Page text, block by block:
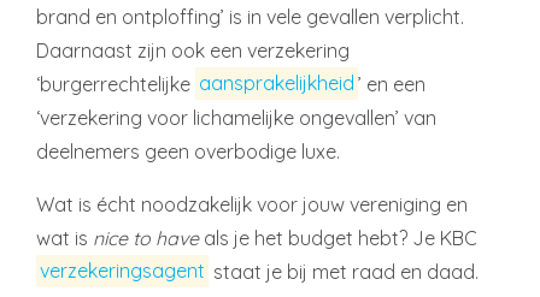
brand en ontploffing’ is in vele gevallen verplicht.
Daarnaast zijn ook een verzekering
‘burgerrechtelijke aansprakelijkheid ’ en een
‘verzekering voor lichamelijke ongevallen’ van
deelnemers geen overbodige luxe.
Wat is écht noodzakelijk voor jouw vereniging en
wat is nice to haveals je het budget hebt? Je KBC
verzekeringsagent staat je bij met raad en daad.